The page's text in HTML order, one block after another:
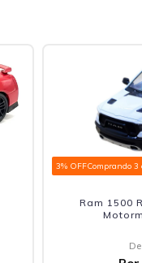
3% OFFComprando 3
Ram 1500
De